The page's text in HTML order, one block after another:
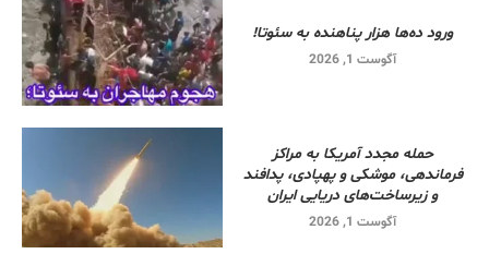
ورود ده‌ها هزار پناهنده به سئوتا!
آگوست 1, 2026
حمله مجدد آمریکا به مراکز
فرماندهی، موشکی و پهپادی، پدافند
و زیرساخت‌های دریایی ایران
آگوست 1, 2026